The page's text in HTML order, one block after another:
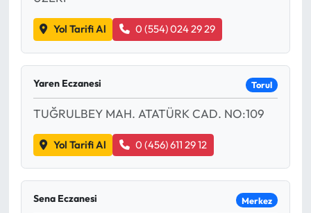
Yol Tarifi Al 0 (554) 024 29 29
Yaren Eczanesi Torul
TUĞRULBEY MAH. ATATÜRK CAD. NO:109
Yol Tarifi Al 0 (456) 611 29 12
Sena Eczanesi Merkez
Ortaköy Haberleri
Osmancık Haberleri
Otomotiv